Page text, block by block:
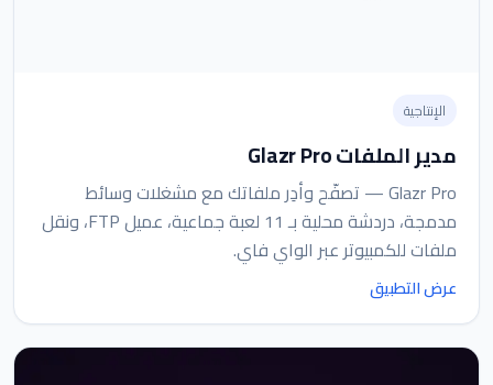
الإنتاجية
مدير الملفات Glazr Pro
Glazr Pro — تصفّح وأدِر ملفاتك مع مشغلات وسائط
مدمجة، دردشة محلية بـ 11 لعبة جماعية، عميل FTP، ونقل
ملفات للكمبيوتر عبر الواي فاي.
عرض التطبيق